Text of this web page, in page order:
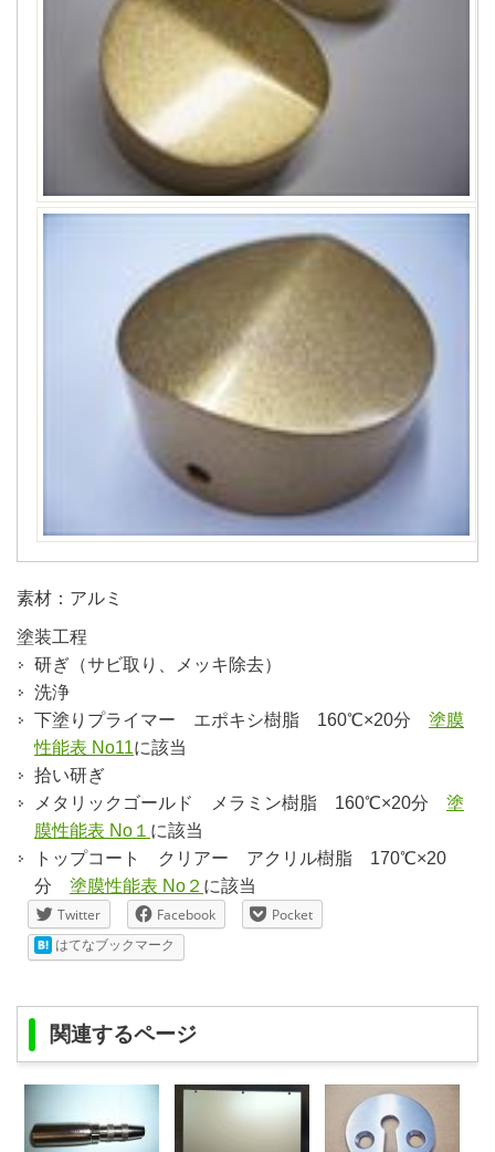
素材：アルミ
塗装工程
研ぎ（サビ取り、メッキ除去）
洗浄
下塗りプライマー エポキシ樹脂 160℃×20分 塗膜
性能表 No11に該当
拾い研ぎ
メタリックゴールド メラミン樹脂 160℃×20分 塗
膜性能表 No１ に該当
トップコート クリアー アクリル樹脂 170℃×20
分 塗膜性能表 No２ に該当
Twitter
Facebook
Pocket
はてなブックマーク
関連するページ